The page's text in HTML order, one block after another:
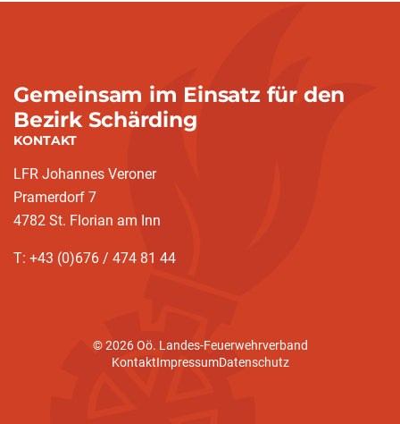
Gemeinsam im Einsatz für den
Bezirk Schärding
KONTAKT
LFR Johannes Veroner
Pramerdorf 7
4782 St. Florian am Inn
T: +43 (0)676 / 474 81 44
© 2026 Oö. Landes-Feuerwehrverband
KontaktImpressumDatenschutz